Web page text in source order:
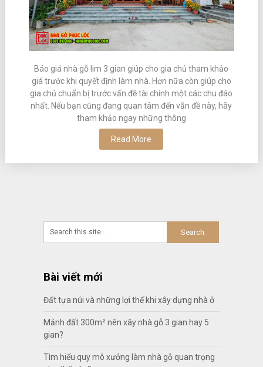
Báo giá nhà gỗ lim 3 gian giúp cho gia chủ tham khảo
giá trước khi quyết định làm nhà. Hơn nữa còn giúp cho
gia chủ chuẩn bị trước vấn đề tài chính một các chu đáo
nhất. Nếu bạn cũng đang quan tâm đến vẫn đề này, hãy
tham khảo ngay những thông
Read More
Bài viết mới
Đất tựa núi và những lợi thế khi xây dựng nhà ở
Mảnh đất 300m² nên xây nhà gỗ 3 gian hay 5
gian?
Tìm hiểu quy mô xưởng làm nhà gỗ quan trọng